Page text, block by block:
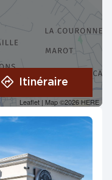
Leaflet | Map ©2026 HERE
Itinéraire